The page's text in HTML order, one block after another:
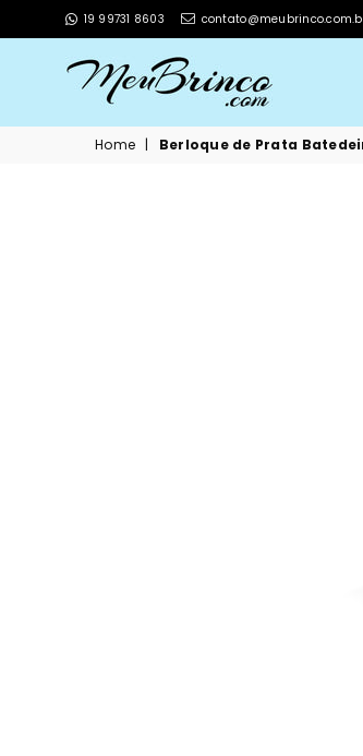
19 99731 8603
MEUBRINCO
Home | Berloque de Prata